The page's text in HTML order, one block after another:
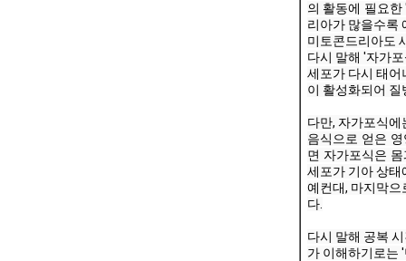
의 활동에 필요
리아가 많을수록
미토콘드리아도
다시 말해 '자가
세포가 다시 태
이 활성화되어 질
다만, 자가포식에
음식으로 얻은
면 자가포식은
세포가 기아 상태
예컨대, 마지막
다.
다시 말해 공복
가 이해하기로는